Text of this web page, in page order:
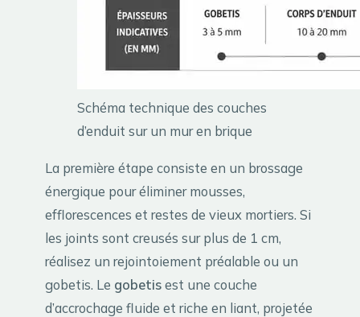
Schéma technique des couches
d’enduit sur un mur en brique
La première étape consiste en un brossage
énergique pour éliminer mousses,
efflorescences et restes de vieux mortiers. Si
les joints sont creusés sur plus de 1 cm,
réalisez un rejointoiement préalable ou un
gobetis. Le gobetisest une couche
d’accrochage fluide et riche en liant, projetée